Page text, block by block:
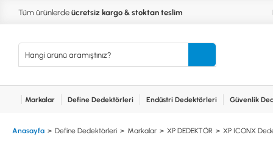
Tüm ürünlerdeücretsiz kargo & stoktan teslim
Markalar Define Dedektörleri Endüstri Dedektörleri Güvenlik
Anasayfa Define Dedektörleri Markalar XP DEDEKTÖR XP ICONX